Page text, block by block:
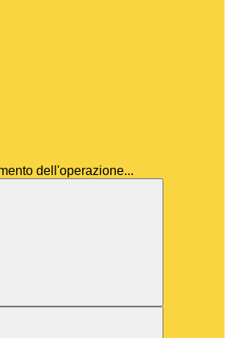
dell'operazione...